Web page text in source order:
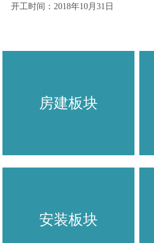
开工时间：2018年10月31日
房建板块
安装板块